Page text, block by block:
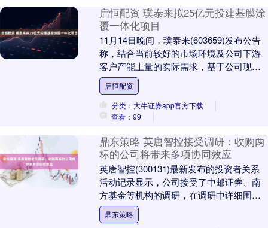
启恒配资 璞泰来拟25亿元投建基膜涂
覆一体化项目
11月14日晚间，璞泰来(603659)发布公告
称，结合当前较好的市场环境及公司下游
客户产能上量的实际需求，基于公司现有
产能及技术情况，为抓住市场机遇，满足
下游....
启恒配资
分类：大牛证券app官方下载
查看：99
鼎东策略 英唐智控接受调研：收购两
标的公司将带来多项协同效应
英唐智控(300131)最新发布的投资者关系
活动记录显示，公司接受了中邮证券、南
方基金等机构的调研，在调研中详细围绕
公司上周发布的拟发行股份及支付现金方
式收购光....
鼎东策略